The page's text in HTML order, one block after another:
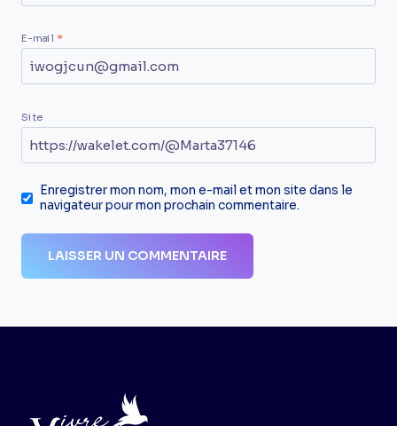
E-mail *
Site
Enregistrer mon nom, mon e-mail et mon site dans le
navigateur pour mon prochain commentaire.